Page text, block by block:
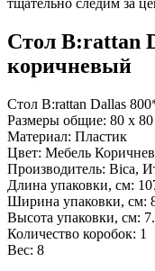
Стол B:rattan
коричневый
Стол B:rattan Dallas
Размеры общие: 80 x
Материал: Пластик
Цвет: Мебель
Производитель: Bica,
Длина упаковки, см:
Ширина упаковки, см:
Высота упаковки, см:
Количество коробок: 1
Вес: 8